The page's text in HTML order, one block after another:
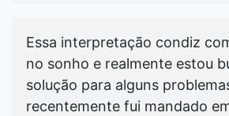
Essa interpretação condiz
no sonho e realmente estou
solução para alguns
recentemente fui mandado